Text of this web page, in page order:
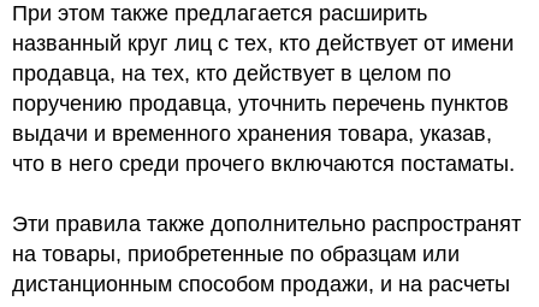
При этом также предлагается расширить
названный круг лиц с тех, кто действует от имени
продавца, на тех, кто действует в целом по
поручению продавца, уточнить перечень пунктов
выдачи и временного хранения товара, указав,
что в него среди прочего включаются постаматы.
Эти правила также дополнительно распространят
на товары, приобретенные по образцам или
дистанционным способом продажи, и на расчеты